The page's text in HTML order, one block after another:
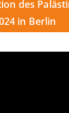
des
in Berlin